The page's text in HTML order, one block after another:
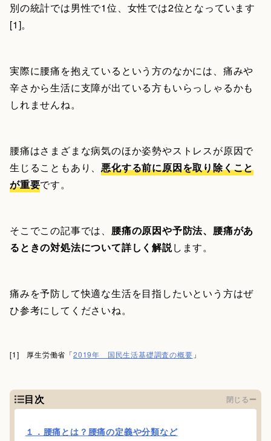
別の統計では男性で1位、女性では2位となっています
[1]。
実際に腰痛を抱えているという方のなかには、痛みや
辛さから生活に支障が出ている方もいらっしゃるかも
しれませんね。
腰痛はさまざまな病気のほか姿勢やストレスが原因で
生じることもあり、悪化する前に原因を取り除くこと
が重要です。
そこでこの記事では、 腰痛の原因や予防法、腰痛があ
るときの対処法について詳しく解説します。
痛みを予防して快適な生活を目指したいという方はぜ
ひ参考にしてくださいね。
[1] 厚生労働省「2019年 国民生活基礎調査の概要 」
目次 閉じる
１．腰痛とは？腰痛の定義や分類など